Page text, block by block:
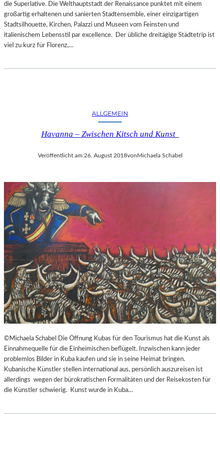
die Superlative. Die Welthauptstadt der Renaissance punktet mit einem
großartig erhaltenen und sanierten Stadtensemble, einer einzigartigen
Stadtsilhouette, Kirchen, Palazzi und Museen vom Feinsten und
italienischem Lebensstil par excellence. Der übliche dreitägige Städtetrip ist
viel zu kurz für Florenz,…
ALLGEMEIN
Havanna – Zwischen Kitsch und Kunst
Veröffentlicht am:26. August 2018vonMichaela Schabel
©Michaela Schabel Die Öffnung Kubas für den Tourismus hat die Kunst als
Einnahmequelle für die Einheimischen beflügelt. Inzwischen kann jeder
problemlos Bilder in Kuba kaufen und sie in seine Heimat bringen.
Kubanische Künstler stellen international aus, persönlich auszureisen ist
allerdings wegen der bürokratischen Formalitäten und der Reisekosten für
die Künstler schwierig. Kunst wurde in Kuba…